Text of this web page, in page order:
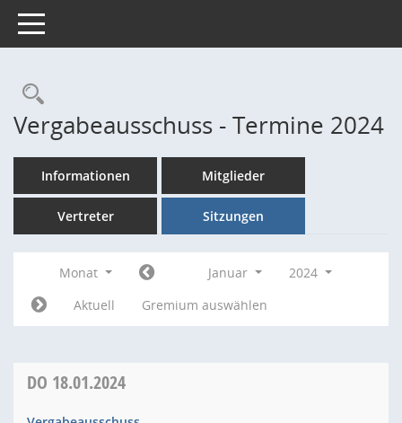
Toggle navigation
Rechercheauswahl
Vergabeausschuss - Termine 2024
Informationen Mitglieder
Vertreter Sitzungen
Monat Januar
2024
Aktuell
Gremium auswählen
DO 18.01.2024